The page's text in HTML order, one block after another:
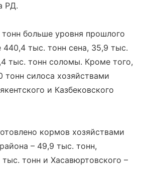
РД.
больше уровня прошлого
440,4 тыс. тонн сена, 35,9 тыс.
тыс. тонн соломы. Кроме того,
тонн силоса хозяйствами
и Казбековского
кормов хозяйствами
– 49,9 тыс. тонн,
тыс. тонн и Хасавюртовского –